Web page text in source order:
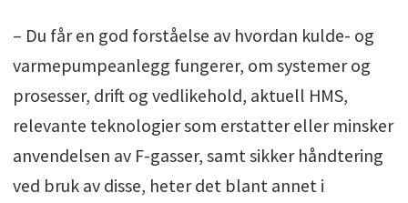
– Du får en god forståelse av hvordan kulde- og
varmepumpeanlegg fungerer, om systemer og
prosesser, drift og vedlikehold, aktuell HMS,
relevante teknologier som erstatter eller minsker
anvendelsen av F-gasser, samt sikker håndtering
ved bruk av disse, heter det blant annet i